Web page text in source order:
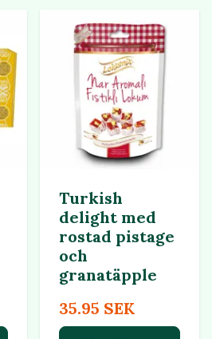
Turkish
delight med
rostad pistage
och
granatäpple
35.95 SEK